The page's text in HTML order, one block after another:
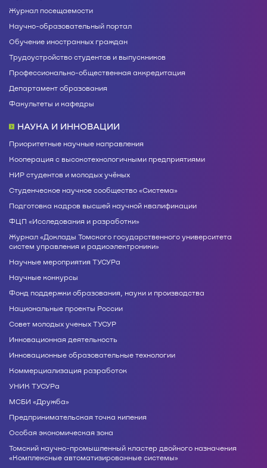
Журнал посещаемости
Научно-образовательный портал
Обучение иностранных граждан
Трудоустройство студентов и выпускников
Профессионально-общественная аккредитация
Департамент образования
Факультеты и кафедры
НАУКА И ИННОВАЦИИ
Приоритетные научные направления
Кооперация с высокотехнологичными предприятиями
НИР студентов и молодых учёных
Студенческое научное сообщество «Система»
Подготовка кадров высшей научной квалификации
ФЦП «Исследования и разработки»
Журнал «Доклады Томского государственного университета
систем управления и радиоэлектроники»
Научные мероприятия ТУСУРа
Научные конкурсы
Фонд поддержки образования, науки и производства
Национальные проекты России
Совет молодых ученых ТУСУР
Инновационная деятельность
Инновационные образовательные технологии
Коммерциализация разработок
УНИК ТУСУРа
МСБИ «Дружба»
Предпринимательская точка кипения
Особая экономическая зона
Томский научно-промышленный кластер двойного назначения
«Комплексные автоматизированные системы»